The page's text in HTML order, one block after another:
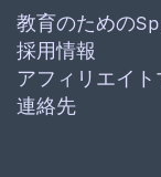
教育のための
採用情報
アフィリエイ
連絡先